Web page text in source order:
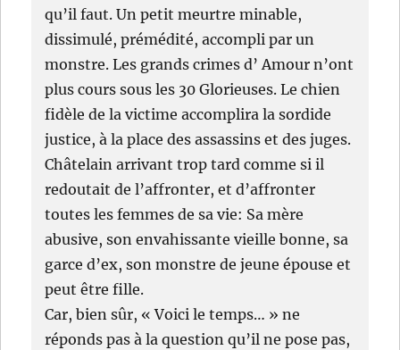
qu’il faut. Un petit meurtre minable,
dissimulé, prémédité, accompli par un
monstre. Les grands crimes d’ Amour n’ont
plus cours sous les 30 Glorieuses. Le chien
fidèle de la victime accomplira la sordide
justice, à la place des assassins et des juges.
Châtelain arrivant trop tard comme si il
redoutait de l’affronter, et d’affronter
toutes les femmes de sa vie: Sa mère
abusive, son envahissante vieille bonne, sa
garce d’ex, son monstre de jeune épouse et
peut être fille.
Car, bien sûr, « Voici le temps… » ne
réponds pas à la question qu’il ne pose pas,